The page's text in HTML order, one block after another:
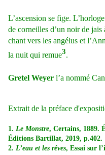
L’ascension se fige.
de corneilles d’un noir de jais
chant vers les angélus et
la nuit qui remue3.
Gretel Weyer l’a nommé
Extrait de la préface
1. Le Monstre, Certains, 1889.
Éditions Bartillat, 2019, p.402.
2. L’eau et les rêves, Essai sur